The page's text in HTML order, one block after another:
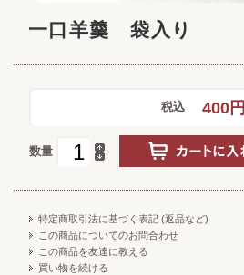
一口羊羹 袋入り
税込 400円
数量
特定商取引法に基づく表記 (返品など)
この商品についてのお問合わせ
この商品を友達に教える
買い物を続ける